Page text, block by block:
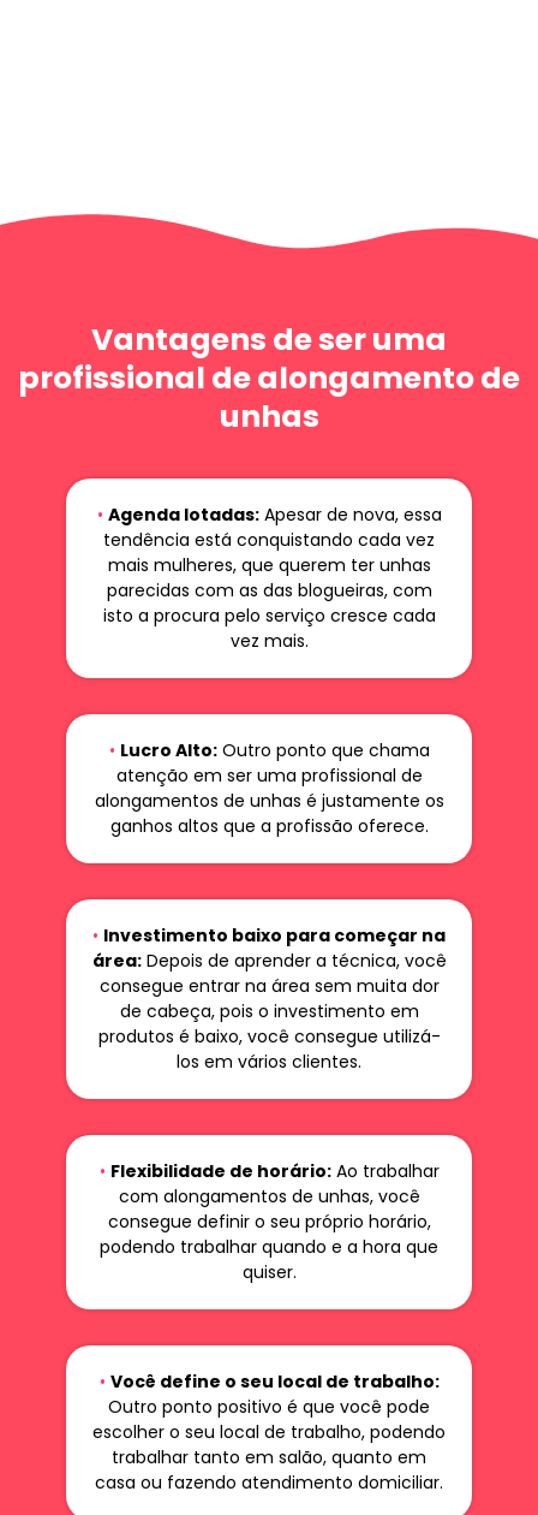
Vantagens de ser uma
profissional de alongamento de
unhas
• Agenda lotadas:Apesar de nova, essa
tendência está conquistando cada vez
mais mulheres, que querem ter unhas
parecidas com as das blogueiras, com
isto a procura pelo serviço cresce cada
vez mais.
• Lucro Alto:Outro ponto que chama
atenção em ser uma profissional de
alongamentos de unhas é justamente os
ganhos altos que a profissão oferece.
• Investimento baixo para começar na
área:Depois de aprender a técnica, você
consegue entrar na área sem muita dor
de cabeça, pois o investimento em
produtos é baixo, você consegue utilizá-
los em vários clientes.
• Flexibilidade de horário:Ao trabalhar
com alongamentos de unhas, você
consegue definir o seu próprio horário,
podendo trabalhar quando e a hora que
quiser.
• Você define o seu local de trabalho:
Outro ponto positivo é que você pode
escolher o seu local de trabalho, podendo
trabalhar tanto em salão, quanto em
casa ou fazendo atendimento domiciliar.